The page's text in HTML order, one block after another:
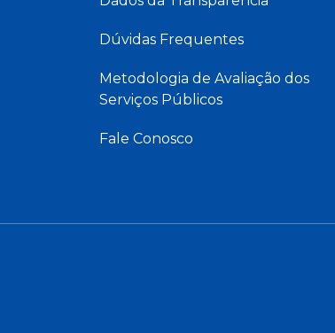
Dúvidas Frequentes
Metodologia de Avaliação dos
Serviços Públicos
Fale Conosco